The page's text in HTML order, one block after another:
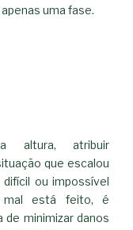
uma fase.
altura, atribuir
que escalou
ou impossível
mal está feito, é
de minimizar danos